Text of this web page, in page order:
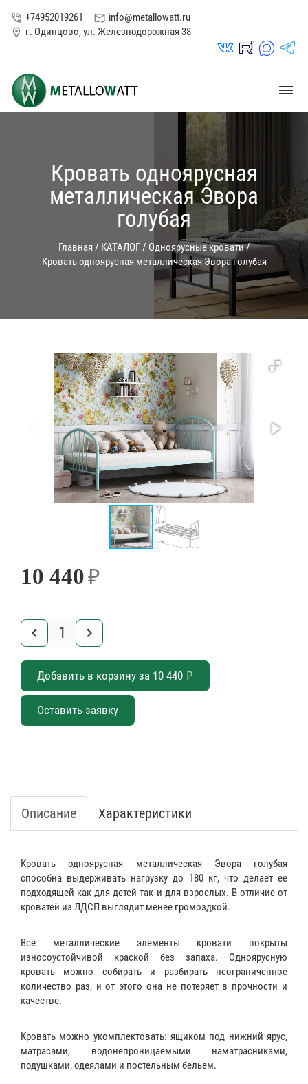
phone_in_talk +74952019261 mark_email_read info@metallowatt.ru
location_on г. Одинцово, ул. Железнодорожная 38
vk_in rutube_in max_s telegrams_in
dehaze
Кровать одноярусная
металлическая Эвора
голубая
Главная / КАТАЛОГ/ Одноярусные кровати/
Кровать одноярусная металлическая Эвора голубая
10 440₽
keyboard_arrow_left keyboard_arrow_right
Добавить в корзину за 10 440 ₽
Оставить заявку
Описание Характеристики
Кровать одноярусная металлическая Эвора голубая
способна выдерживать нагрузку до 180 кг, что делает ее
подходящей как для детей так и для взрослых. В отличие от
кроватей из ЛДСП выглядит менее громоздкой.
Все металлические элементы кровати покрыты
износоустойчивой краской без запаха. Одноярусную
кровать можно собирать и разбирать неограниченное
количество раз, и от этого она не потеряет в прочности и
качестве.
Кровать можно укомплектовать: ящиком под нижний ярус,
матрасами, водонепроницаемыми наматрасниками,
подушками,одеялами и постельным бельем.